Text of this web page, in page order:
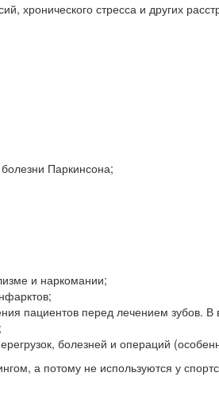
хронического стресса и других
Паркинсона;
и наркомании;
пациентов перед лечением зубов. В
болезней и операций
а потому не используются у